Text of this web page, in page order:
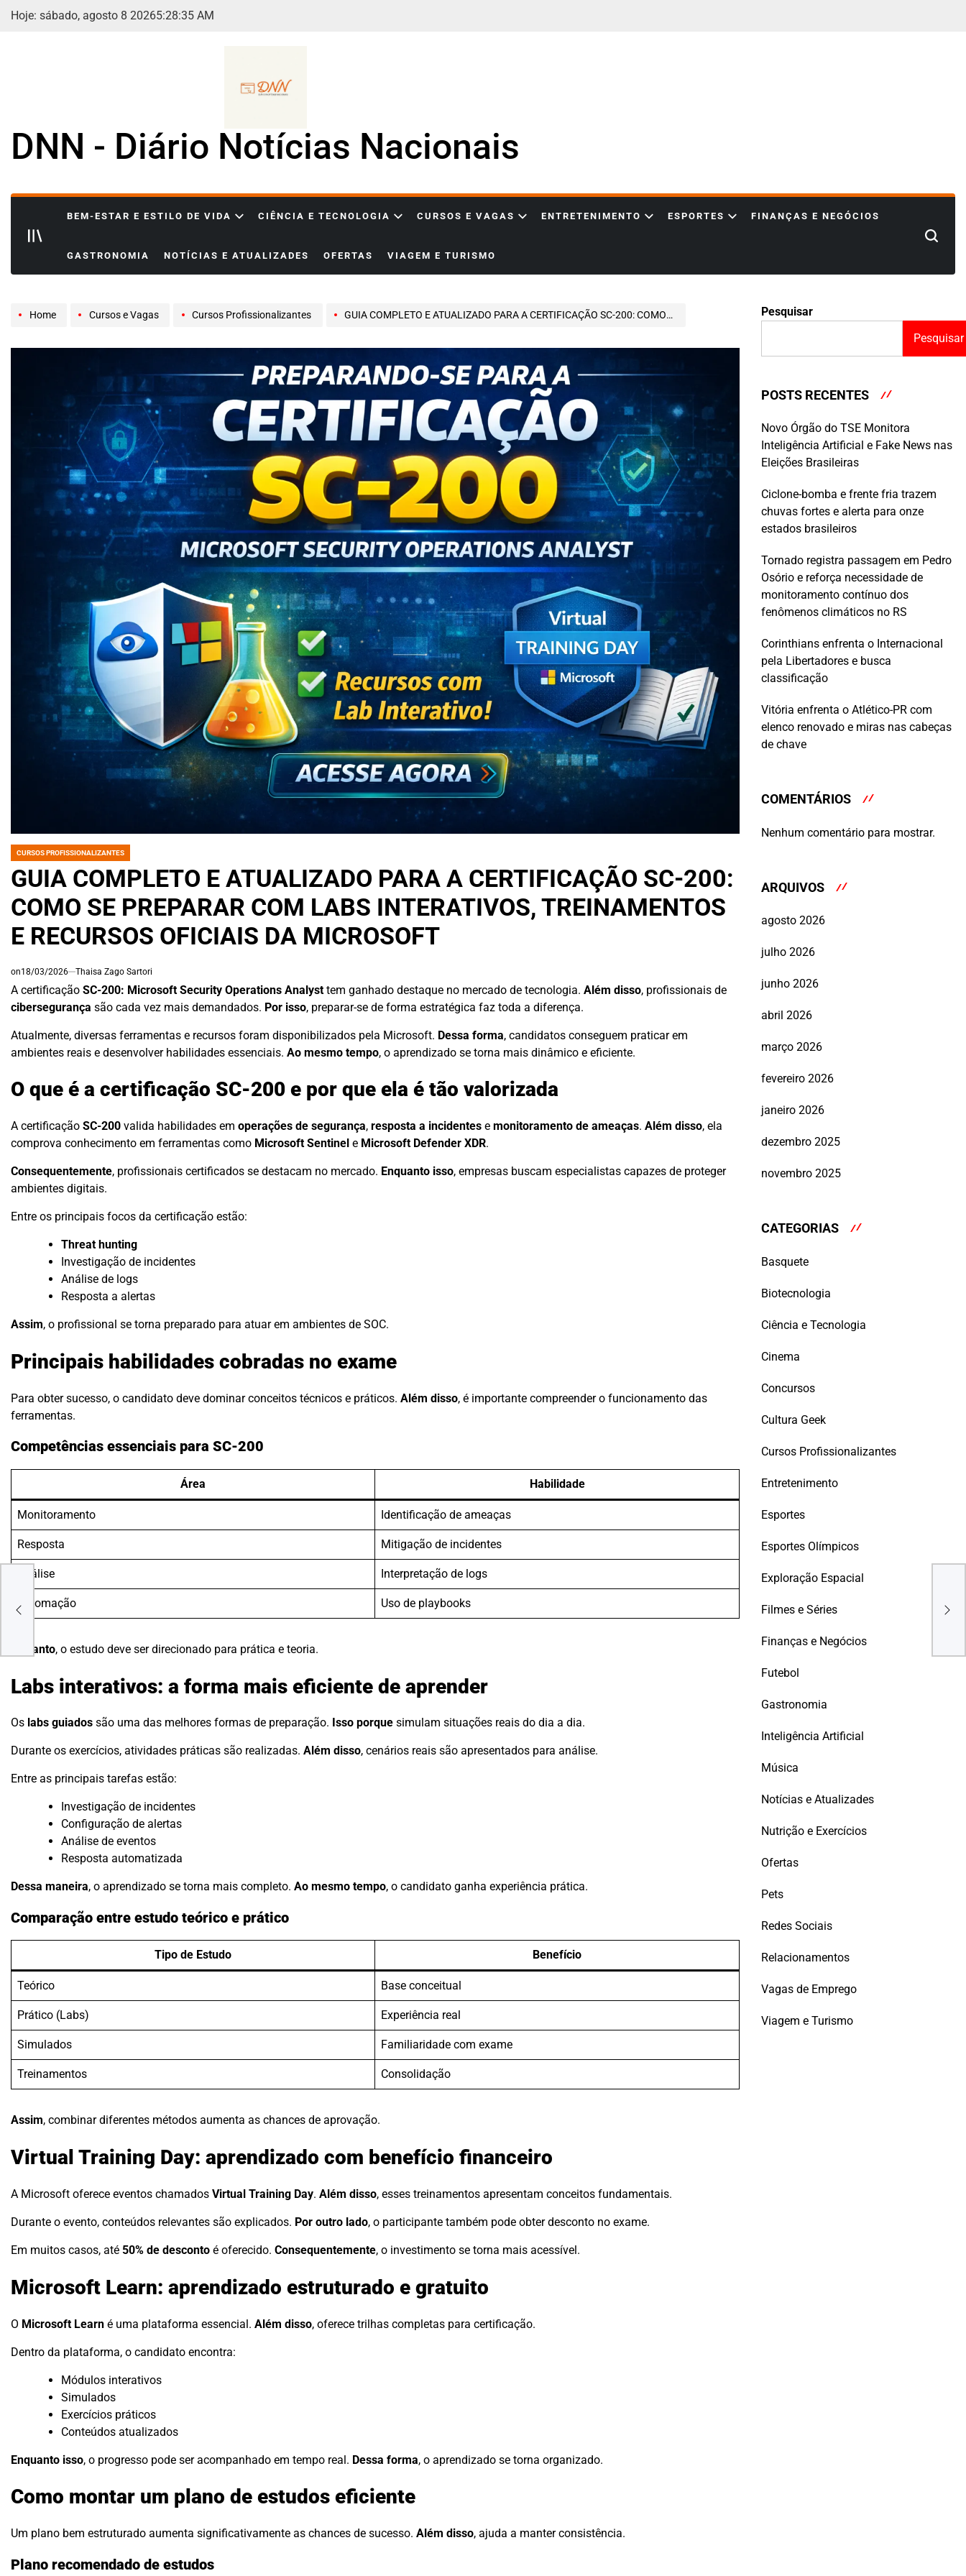
Skip
Hoje: sábado, agosto 8 20265:28:36 AM
DNN - Diário Notícias Nacionais
BEM-ESTAR E ESTILO DE VIDA CIÊNCIA E TECNOLOGIA CURSOS E VAGAS ENTRETENIMENTO ESPORTES FINANÇAS E NEGÓCIOS
GASTRONOMIA NOTÍCIAS E ATUALIZADES OFERTAS VIAGEM E TURISMO
Search
Home Cursos e Vagas Cursos Profissionalizantes GUIA COMPLETO E ATUALIZADO PARA A CERTIFICAÇÃO SC-200: COMO SE PREPARAR COM LABS INTERATIVOS, TREINAMENTOS E RECURSOS OFICIAIS DA MICROSOFT
POSTED
CURSOS PROFISSIONALIZANTES
GUIA COMPLETO E ATUALIZADO PARA A CERTIFICAÇÃO SC-200:
COMO SE PREPARAR COM LABS INTERATIVOS, TREINAMENTOS
E RECURSOS OFICIAIS DA MICROSOFT
on18/03/2026 Thaisa Zago Sartori
A certificação SC-200: Microsoft Security Operations Analyst tem ganhado destaque no mercado de tecnologia. Além disso, profissionais de
cibersegurança são cada vez mais demandados. Por isso, preparar-se de forma estratégica faz toda a diferença.
Atualmente, diversas ferramentas e recursos foram disponibilizados pela Microsoft. Dessa forma, candidatos conseguem praticar em
ambientes reais e desenvolver habilidades essenciais. Ao mesmo tempo, o aprendizado se torna mais dinâmico e eficiente.
O que é a certificação SC-200 e por que ela é tão valorizada
A certificação SC-200 valida habilidades em operações de segurança, resposta a incidentes e monitoramento de ameaças. Além disso, ela
comprova conhecimento em ferramentas como Microsoft Sentinel e Microsoft Defender XDR.
Consequentemente, profissionais certificados se destacam no mercado. Enquanto isso, empresas buscam especialistas capazes de proteger
ambientes digitais.
Entre os principais focos da certificação estão:
Threat hunting
Investigação de incidentes
Análise de logs
Resposta a alertas
Assim, o profissional se torna preparado para atuar em ambientes de SOC.
Principais habilidades cobradas no exame
Para obter sucesso, o candidato deve dominar conceitos técnicos e práticos. Além disso, é importante compreender o funcionamento das
ferramentas.
Competências essenciais para SC-200
Área Habilidade
Monitoramento Identificação de ameaças
Resposta Mitigação de incidentes
Análise Interpretação de logs
Automação Uso de playbooks
Portanto, o estudo deve ser direcionado para prática e teoria.
Labs interativos: a forma mais eficiente de aprender
Os labs guiados são uma das melhores formas de preparação. Isso porque simulam situações reais do dia a dia.
Durante os exercícios, atividades práticas são realizadas. Além disso, cenários reais são apresentados para análise.
Entre as principais tarefas estão:
Investigação de incidentes
Configuração de alertas
Análise de eventos
Resposta automatizada
Dessa maneira, o aprendizado se torna mais completo. Ao mesmo tempo, o candidato ganha experiência prática.
Comparação entre estudo teórico e prático
Tipo de Estudo Benefício
Teórico Base conceitual
Prático (Labs) Experiência real
Simulados Familiaridade com exame
Treinamentos Consolidação
Assim, combinar diferentes métodos aumenta as chances de aprovação.
Virtual Training Day: aprendizado com benefício financeiro
A Microsoft oferece eventos chamados Virtual Training Day. Além disso, esses treinamentos apresentam conceitos fundamentais.
Durante o evento, conteúdos relevantes são explicados. Por outro lado, o participante também pode obter desconto no exame.
Em muitos casos, até 50% de desconto é oferecido. Consequentemente, o investimento se torna mais acessível.
Microsoft Learn: aprendizado estruturado e gratuito
O Microsoft Learn é uma plataforma essencial. Além disso, oferece trilhas completas para certificação.
Dentro da plataforma, o candidato encontra:
Módulos interativos
Simulados
Exercícios práticos
Conteúdos atualizados
Enquanto isso, o progresso pode ser acompanhado em tempo real. Dessa forma, o aprendizado se torna organizado.
Como montar um plano de estudos eficiente
Um plano bem estruturado aumenta significativamente as chances de sucesso. Além disso, ajuda a manter consistência.
Plano recomendado de estudos
Pesquisar
Pesquisar
POSTS RECENTES
Novo Órgão do TSE Monitora
Inteligência Artificial e Fake News nas
Eleições Brasileiras
Ciclone-bomba e frente fria trazem
chuvas fortes e alerta para onze
estados brasileiros
Tornado registra passagem em Pedro
Osório e reforça necessidade de
monitoramento contínuo dos
fenômenos climáticos no RS
Corinthians enfrenta o Internacional
pela Libertadores e busca
classificação
Vitória enfrenta o Atlético-PR com
elenco renovado e miras nas cabeças
de chave
COMENTÁRIOS
Nenhum comentário para mostrar.
ARQUIVOS
agosto 2026
julho 2026
junho 2026
abril 2026
março 2026
fevereiro 2026
janeiro 2026
dezembro 2025
novembro 2025
CATEGORIAS
Basquete
Biotecnologia
Ciência e Tecnologia
Cinema
Concursos
Cultura Geek
Cursos Profissionalizantes
Entretenimento
Esportes
Esportes Olímpicos
Exploração Espacial
Filmes e Séries
Finanças e Negócios
Futebol
Gastronomia
Inteligência Artificial
Música
Notícias e Atualizades
Nutrição e Exercícios
Ofertas
Pets
Redes Sociais
Relacionamentos
Vagas de Emprego
Viagem e Turismo